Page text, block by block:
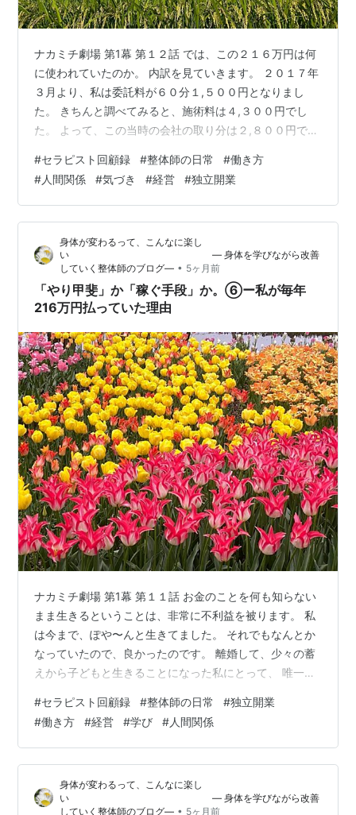
ナカミチ劇場 第1幕 第１２話 では、この２１６万円は何
に使われていたのか。 内訳を見ていきます。 ２０１７年
３月より、私は委託料が６０分１,５００円となりまし
た。 きちんと調べてみると、施術料は４,３００円でし
た。 よって、この当時の会社の取り分は２,８００円で
００円になりました。 ６０分の施術をした場合の内訳
は、 ①場所代 ②集客のための宣伝広告費 ③ナカミチ
氏からの技術提供料 ④予約電話の受付代行料 ⑤施術着
の洗濯等雑用に関わる費用 ざっとこんなところです。
①の場所代。 会社が用意して、そこを貸りるほうが、自
分たちで店を出すより経費…
#セラピスト回顧録 #整体師の日常 #働き方
#人間関係 #気づき #経営 #独立開業
身体が変わるって、こんなに楽し
い ― 身体を学びながら改善
していく整体師のブログ― • 5ヶ月前
「やり甲斐」か「稼ぐ手段」か。⑥ー私が毎年
216万円払っていた理由
ナカミチ劇場 第1幕 第１１話 お金のことを何も知らない
まま生きるということは、非常に不利益を被ります。 私
は今まで、ぽや〜んと生きてました。 それでもなんとか
なっていたので、良かったのです。 離婚して、少々の蓄
えから子どもと生きることになった私にとって、 唯一の
して実践していくことだけでした。 ゼロから学習し、一
人前として認めてもらわなければ独立はできないと思っ
ていたので、ゴールが自分では分かりません。 この仕事
に見合う報酬の相場が幾らなのかも分かりません。 分か
るのは、子どもと生きていくために、毎月最低幾らの生
活費があればいいのかということ…
#セラピスト回顧録 #整体師の日常 #独立開業
#働き方 #経営 #学び #人間関係
身体が変わるって、こんなに楽し
い ― 身体を学びながら改善
していく整体師のブログ― • 5ヶ月前